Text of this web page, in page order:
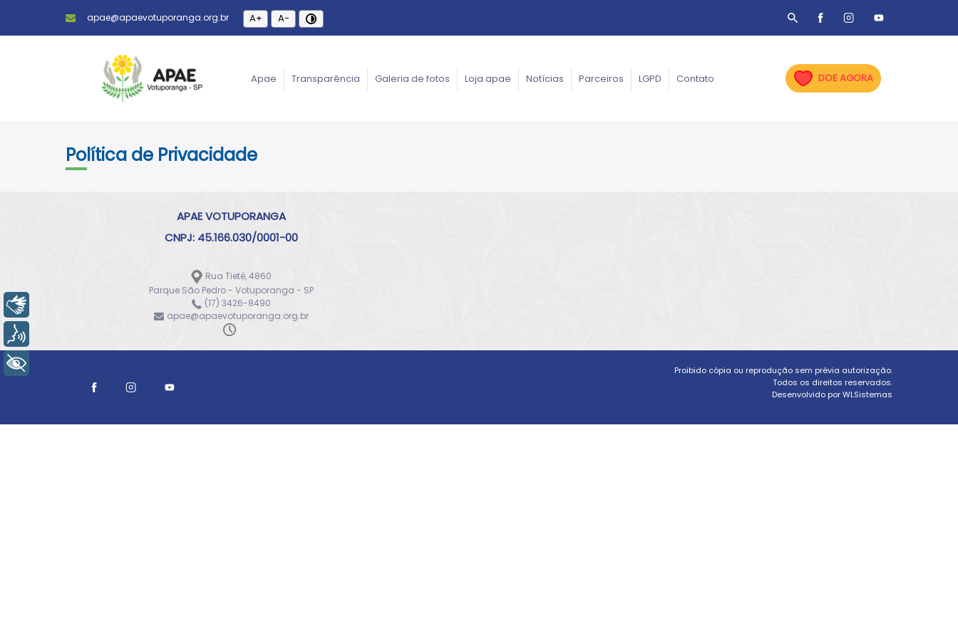
apae@apaevotuporanga.org.br A+ A-
Apae Transparência Galeria de fotos Loja apae Notícias Parceiros LGPD Contato DOE AGORA
Política de Privacidade
APAE VOTUPORANGA
CNPJ: 45.166.030/0001-00
Rua Tietê, 4860
Parque São Pedro - Votuporanga - SP
(17) 3426-8490
apae@apaevotuporanga.org.br
Proibido cópia ou reprodução sem prévia autorização.
Todos os direitos reservados.
Desenvolvido por WLSistemas